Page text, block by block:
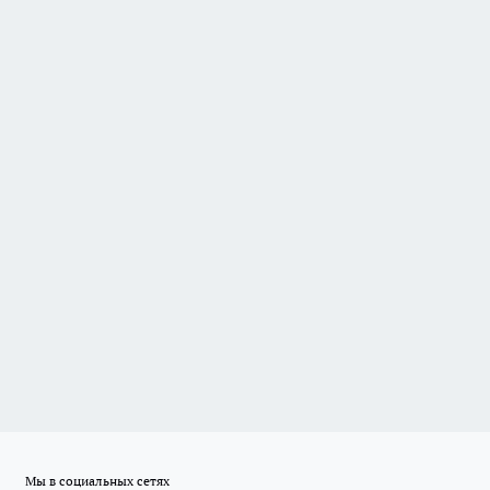
Мы в социальных сетях